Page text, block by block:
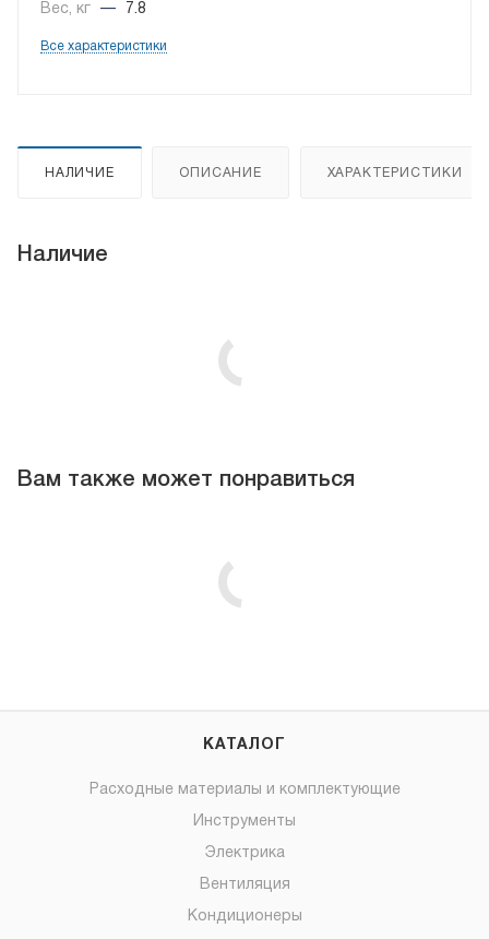
Вес, кг
— 7.8
Все характеристики
НАЛИЧИЕ ОПИСАНИЕ ХАРАКТЕРИСТИКИ
Наличие
Вам также может понравиться
КАТАЛОГ
Расходные материалы и комплектующие
Инструменты
Электрика
Вентиляция
Кондиционеры